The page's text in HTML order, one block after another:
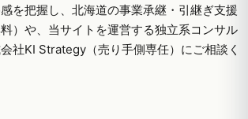
を把握し、北海道の事業承継・引継ぎ支援
）や、当サイトを運営する独立系コンサル
社KI Strategy（売り手側専任）にご相談く